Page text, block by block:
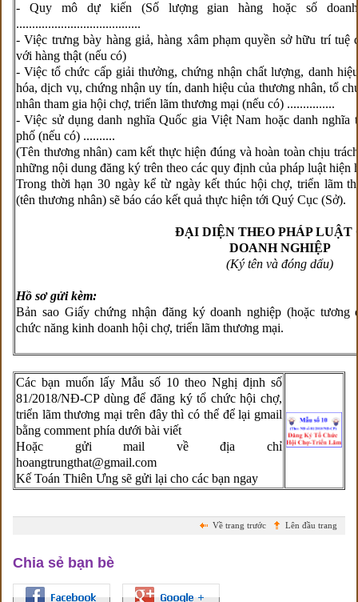
- Quy mô dự kiến (Số lượng gian hàng hoặc số doanh
.......................................
- Việc trưng bày hàng giả, hàng xâm phạm quyền sở hữu trí tuệ
với hàng thật (nếu có)
- Việc tổ chức cấp giải thưởng, chứng nhận chất lượng, danh
hóa, dịch vụ, chứng nhận uy tín, danh hiệu của thương nhân, tổ
nhân tham gia hội chợ, triển lãm thương mại (nếu có) ...............
- Việc sử dụng danh nghĩa Quốc gia Việt Nam hoặc danh nghĩa
phố (nếu có) ..........
(Tên thương nhân) cam kết thực hiện đúng và hoàn toàn chịu
những nội dung đăng ký trên theo các quy định của pháp luật hiện
Trong thời hạn 30 ngày kể từ ngày kết thúc hội chợ, triển lãm
(tên thương nhân) sẽ báo cáo kết quả thực hiện tới Quý Cục (Sở).
ĐẠI DIỆN THEO PHÁP LUẬT
DOANH NGHIỆP
(Ký tên và đóng dấu)
Hồ sơ gửi kèm:
Bản sao Giấy chứng nhận đăng ký doanh nghiệp (hoặc tương
chức năng kinh doanh hội chợ, triển lãm thương mại.
Các bạn muốn lấy Mẫu số 10 theo Nghị định số
81/2018/NĐ-CP dùng để đăng ký tổ chức hội chợ,
triển lãm thương mại trên đây thì có thể để lại gmail
bằng comment phía dưới bài viết
Hoặc gửi mail về địa chỉ
hoangtrungthat@gmail.com
Kế Toán Thiên Ưng sẽ gửi lại cho các bạn ngay
Lên đầu trang
Về trang trước
Chia sẻ bạn bè